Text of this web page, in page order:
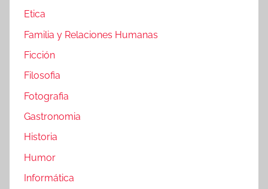
Etica
Familia y Relaciones Humanas
Ficción
Filosofia
Fotografia
Gastronomia
Historia
Humor
Informática